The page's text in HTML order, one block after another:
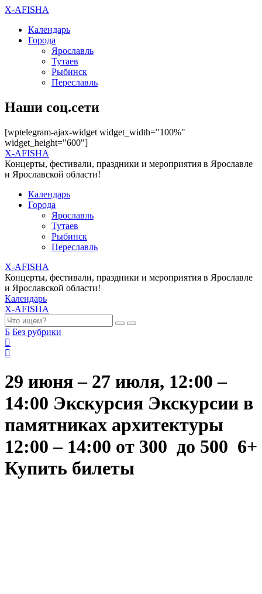
X-AFISHA
Календарь
Города
Ярославль
Тутаев
Рыбинск
Переславль
Наши соц.сети
[wptelegram-ajax-widget widget_width="100%"
widget_height="600"]
X-AFISHA
Концерты, фестивали, праздники и мероприятия в Ярославле
и Ярославской области!
Календарь
Города
Ярославль
Тутаев
Рыбинск
Переславль
X-AFISHA
Концерты, фестивали, праздники и мероприятия в Ярославле
и Ярославской области!
Календарь
X-AFISHA
Б Без рубрики
29 июня – 27 июля, 12:00 –
14:00 Экскурсия Экскурсии в
памятниках архитектуры
12:00 – 14:00 от 300 до 500 6+
Купить билеты